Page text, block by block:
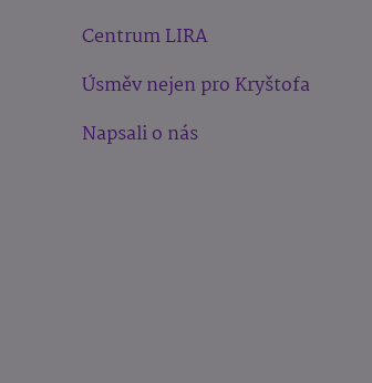
Centrum LIRA
Úsměv nejen pro Kryštofa
Napsali o nás